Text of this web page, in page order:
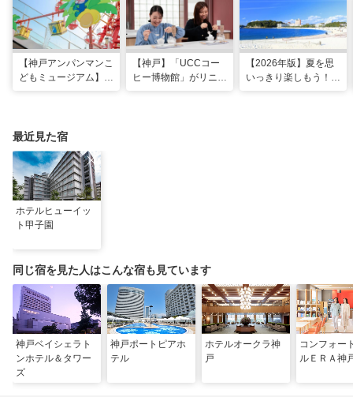
【神戸アンパンマンこ
どもミュージアム】夏
ふき飛ばそう
【神戸】「UCCコー
ヒー博物館」がリニュ
【2026年版】夏を思
いっきり楽しもう！関
最近見た宿
ホテルヒューイッ
ト甲子園
同じ宿を見た人はこんな宿も見ています
神戸ベイシェラト
ンホテル＆タワー
ズ
神戸ポートピアホ
テル
ホテルオークラ神
戸
コンフォー
ルＥＲＡ神